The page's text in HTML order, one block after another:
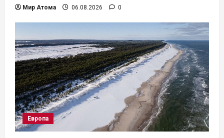
Мир Атома 06.08.2026 0
Европа